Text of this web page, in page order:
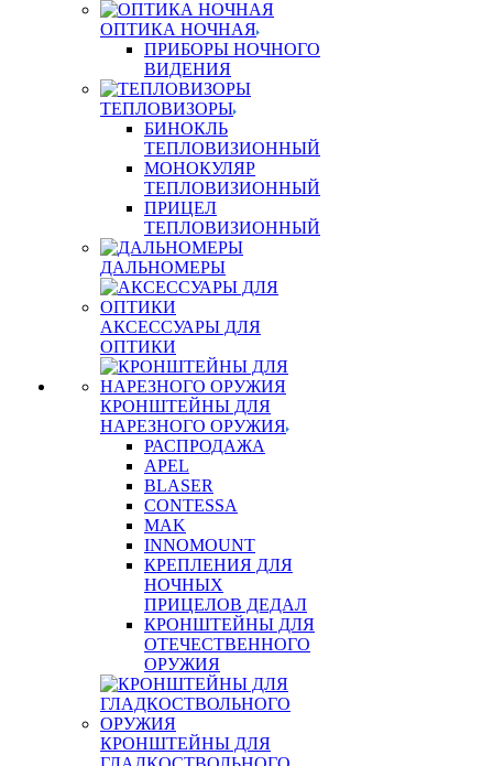
ОПТИКА НОЧНАЯ
ПРИБОРЫ НОЧНОГО
ВИДЕНИЯ
ТЕПЛОВИЗОРЫ
БИНОКЛЬ
ТЕПЛОВИЗИОННЫЙ
МОНОКУЛЯР
ТЕПЛОВИЗИОННЫЙ
ПРИЦЕЛ
ТЕПЛОВИЗИОННЫЙ
ДАЛЬНОМЕРЫ
АКСЕССУАРЫ ДЛЯ
ОПТИКИ
КРОНШТЕЙНЫ ДЛЯ
НАРЕЗНОГО ОРУЖИЯ
РАСПРОДАЖА
APEL
BLASER
CONTESSA
MAK
INNOMOUNT
КРЕПЛЕНИЯ ДЛЯ
НОЧНЫХ
ПРИЦЕЛОВ ДЕДАЛ
КРОНШТЕЙНЫ ДЛЯ
ОТЕЧЕСТВЕННОГО
ОРУЖИЯ
КРОНШТЕЙНЫ ДЛЯ